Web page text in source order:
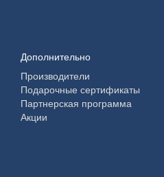
Дополнительно
Производители
Подарочные сертификаты
Партнерская программа
Акции